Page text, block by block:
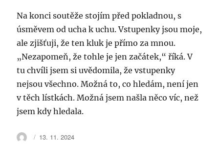
Na konci soutěže stojím před pokladnou, s
úsměvem od ucha k uchu. Vstupenky jsou moje,
ale zjišťuji, že ten kluk je přímo za mnou.
„Nezapomeň, že tohle je jen začátek,“ říká. V
tu chvíli jsem si uvědomila, že vstupenky
nejsou všechno. Možná to, co hledám, není jen
v těch lístkách. Možná jsem našla něco víc, než
jsem kdy hledala.
Autor:Publikováno:
13. 11. 2024